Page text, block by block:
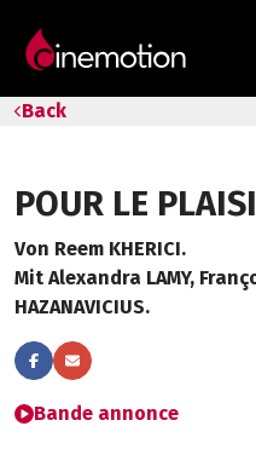
Back
POUR LE
Von Reem KHERICI.
Mit Alexandra LAMY,
HAZANAVICIUS.
Bande annonce
Geschenk-Gutschein
Tipps